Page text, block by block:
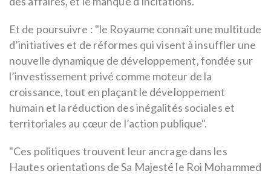
Et de poursuivre : "le Royaume connaît une multitude
d’initiatives et de réformes qui visent à insuffler une
nouvelle dynamique de développement, fondée sur
l’investissement privé comme moteur de la
croissance, tout en plaçant le développement
humain et la réduction des inégalités sociales et
territoriales au cœur de l’action publique".
"Ces politiques trouvent leur ancrage dans les
Hautes orientations de Sa Majesté le Roi Mohammed